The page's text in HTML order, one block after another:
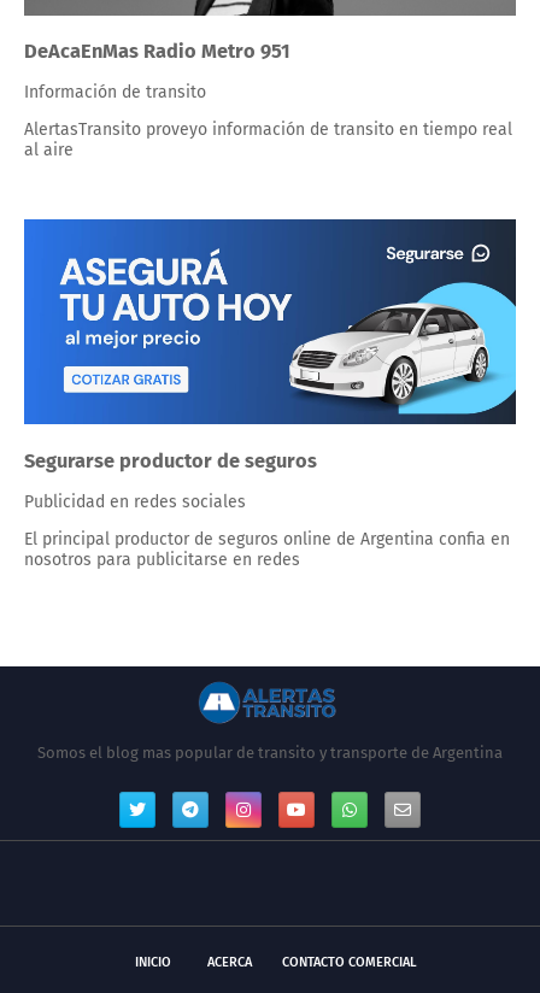
DeAcaEnMas Radio Metro 951
Información de transito
AlertasTransito proveyo información de transito en tiempo real
al aire
Segurarse productor de seguros
Publicidad en redes sociales
El principal productor de seguros online de Argentina confia en
nosotros para publicitarse en redes
Somos el blog mas popular de transito y transporte de Argentina
INICIO ACERCA CONTACTO COMERCIAL